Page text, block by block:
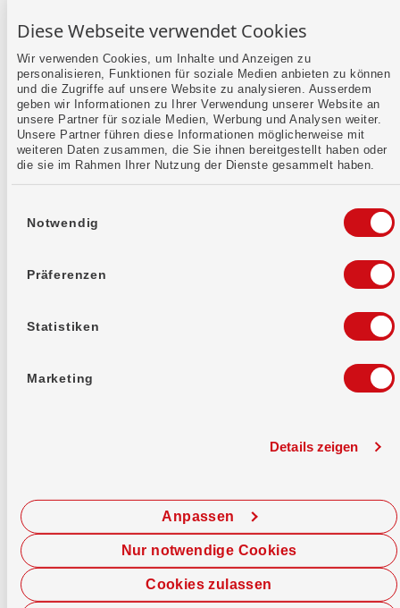
Diese Webseite verwendet Cookies
Wir verwenden Cookies, um Inhalte und Anzeigen zu
personalisieren, Funktionen für soziale Medien anbieten zu können
und die Zugriffe auf unsere Website zu analysieren. Ausserdem
geben wir Informationen zu Ihrer Verwendung unserer Website an
unsere Partner für soziale Medien, Werbung und Analysen weiter.
Unsere Partner führen diese Informationen möglicherweise mit
weiteren Daten zusammen, die Sie ihnen bereitgestellt haben oder
die sie im Rahmen Ihrer Nutzung der Dienste gesammelt haben.
Notwendig
Präferenzen
Statistiken
Marketing
Details zeigen
Cookies zulassen
Anpassen
Nur notwendige Cookies
Mehr erfahren
Kontaktformular
Jetzt chatten